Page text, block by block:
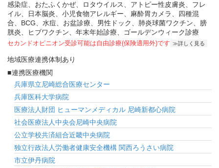
感染症、おたふくかぜ、ロタウイルス、アトピー性皮膚炎、フレ
イル、日本脳炎、小児食物アレルギー、麻酔胃カメラ、四種混
合、BCG、水痘、お盆診療、男性ドック、肺炎球菌ワクチン、膀
胱炎、ヒブワクチン、年末年始診療、ゴールデンウィーク診療
セカンドオピニオン受診可能は自由診療(保険適用外)です 詳しく見る
地域医療連携体制あり
連携医療機関
兵庫県立尼崎総合医療センター
兵庫医科大学病院
医療法人財団 ヒューマンメディカル 尼崎新都心病院
社会医療法人中央会尼崎中央病院
公立学校共済組合近畿中央病院
独立行政法人労働者健康安全機構 関西ろうさい病院
市立伊丹病院